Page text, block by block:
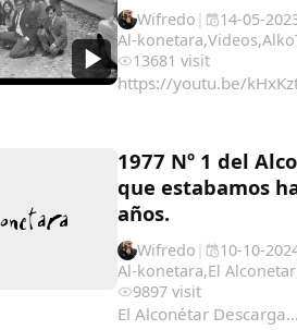
una...Wifredo | 14-05-
Al-konetara,Videos,
13681 visit
https://youtu.be/
1977 Nº 1 del
que estabamos
años.
Wifredo | 10-10-
Al-konetara,El Alconetar
9897 visit
El Alconétar Descarga...